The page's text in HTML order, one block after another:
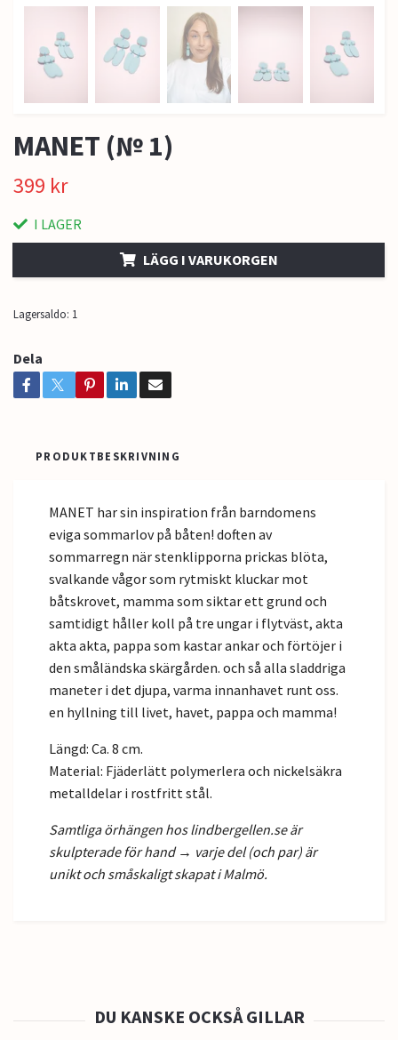
MANET (№ 1)
399 kr
I LAGER
LÄGG I VARUKORGEN
Lagersaldo: 1
Dela
PRODUKTBESKRIVNING
MANET har sin inspiration från barndomens
eviga sommarlov på båten! doften av
sommarregn när stenklipporna prickas blöta,
svalkande vågor som rytmiskt kluckar mot
båtskrovet, mamma som siktar ett grund och
samtidigt håller koll på tre ungar i flytväst, akta
akta akta, pappa som kastar ankar och förtöjer i
den småländska skärgården. och så alla sladdriga
maneter i det djupa, varma innanhavet runt oss.
en hyllning till livet, havet, pappa och mamma!
Längd: Ca. 8 cm.
Material: Fjäderlätt polymerlera och nickelsäkra
metalldelar i rostfritt stål.
Samtliga örhängen hos lindbergellen.se är
skulpterade för hand → varje del (och par) är
unikt och småskaligt skapat i Malmö.